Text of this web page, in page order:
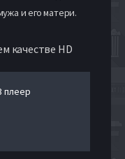
и его матери.
качестве HD
плеер